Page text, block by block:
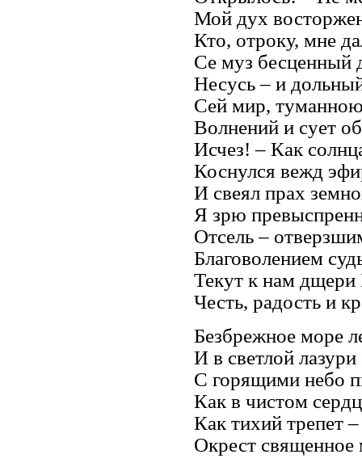
Мой дух
Кто, отроку, мне
Се муз бесценный
Несусь – и
Сей мир,
Волнений и сует
Исчез! – Как
Коснулся вежд
И свеял прах
Я зрю
Отсель –
Благоволением
Текут к нам
Честь, радость и
Безбрежное море
И в светлой
С горящими небо
Как в чистом
Как тихий трепет
Окрест священное